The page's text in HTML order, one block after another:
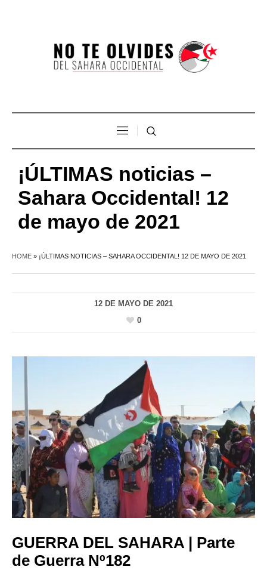
¡ÚLTIMAS noticias –
Sahara Occidental! 12
de mayo de 2021
HOME » ¡ÚLTIMAS NOTICIAS – SAHARA OCCIDENTAL! 12 DE MAYO DE 2021
12 DE MAYO DE 2021
0
GUERRA DEL SAHARA | Parte
de Guerra Nº182